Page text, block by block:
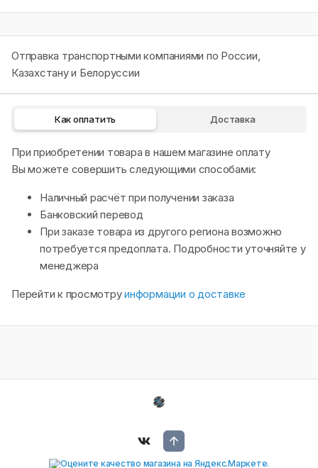
Отправка транспортными компаниями по России,
Казахстану и Белоруссии
Как оплатить Доставка
При приобретении товара в нашем магазине оплату
Вы можете совершить следующими способами:
Наличный расчёт при получении заказа
Банковский перевод
При заказе товара из другого региона возможно
потребуется предоплата. Подробности уточняйте у
менеджера
Перейти к просмотруинформации о доставке